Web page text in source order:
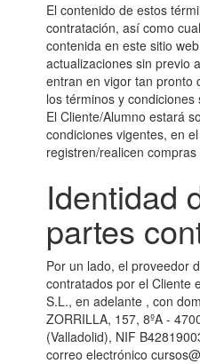
El contenido de estos
contratación, así como
contenida en este sitio
actualizaciones sin previo
entran en vigor tan pronto
los términos y
El Cliente/Alumno estará
condiciones vigentes, en
registren/realicen
Identidad
partes
Por un lado, el proveedor
contratados por el Cliente
S.L., en adelante , con
ZORRILLA, 157, 8ºA -
(Valladolid), NIF
correo electrónico